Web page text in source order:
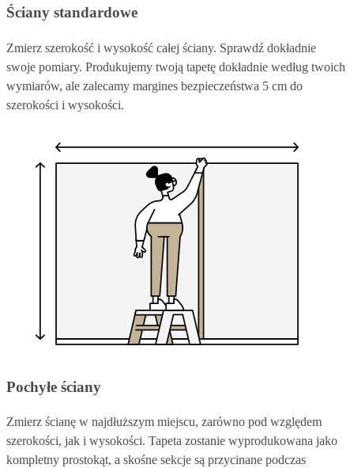
Ściany standardowe
Zmierz szerokość i wysokość całej ściany. Sprawdź dokładnie
swoje pomiary. Produkujemy twoją tapetę dokładnie według twoich
wymiarów, ale zalecamy margines bezpieczeństwa 5 cm do
szerokości i wysokości.
Pochyłe ściany
Zmierz ścianę w najdłuższym miejscu, zarówno pod względem
szerokości, jak i wysokości. Tapeta zostanie wyprodukowana jako
kompletny prostokąt, a skośne sekcje są przycinane podczas